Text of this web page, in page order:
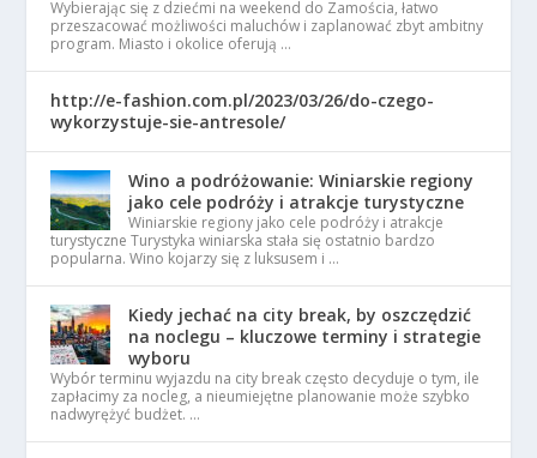
Wybierając się z dziećmi na weekend do Zamościa, łatwo
przeszacować możliwości maluchów i zaplanować zbyt ambitny
program. Miasto i okolice oferują …
http://e-fashion.com.pl/2023/03/26/do-czego-
wykorzystuje-sie-antresole/
Wino a podróżowanie: Winiarskie regiony
jako cele podróży i atrakcje turystyczne
Winiarskie regiony jako cele podróży i atrakcje
turystyczne Turystyka winiarska stała się ostatnio bardzo
popularna. Wino kojarzy się z luksusem i …
Kiedy jechać na city break, by oszczędzić
na noclegu – kluczowe terminy i strategie
wyboru
Wybór terminu wyjazdu na city break często decyduje o tym, ile
zapłacimy za nocleg, a nieumiejętne planowanie może szybko
nadwyrężyć budżet. …